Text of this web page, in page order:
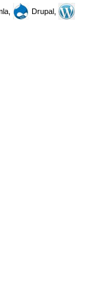
Drupal,